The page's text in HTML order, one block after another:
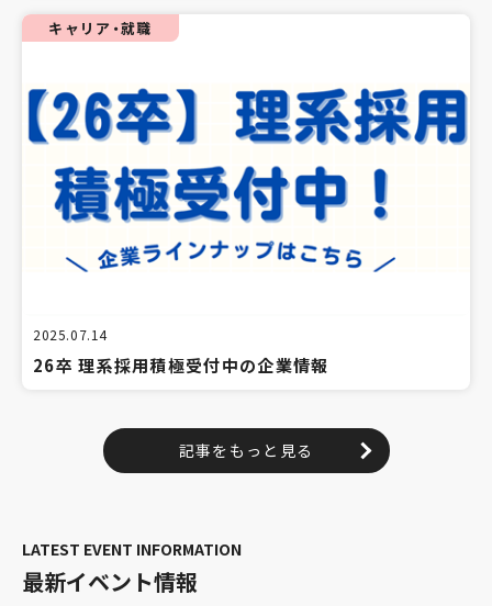
キャリア・就職
2025.07.14
26卒 理系採用積極受付中の企業情報
記事をもっと見る
最新イベント情報